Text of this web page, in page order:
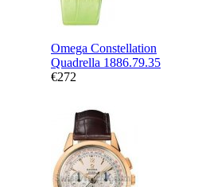
Omega Constellation
Quadrella 1886.79.35
€272